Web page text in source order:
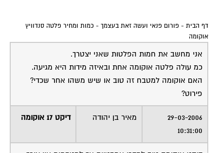
אוקומה
אני מחשב את חמות הפלטות שאני יצטרך.
כמ עולה פלטה אוקומה אחת ובאיזה מידות היא מגיעה.
האם אוקומה למטבח זה טוב או שיש משהו אחר שכדי?
פירוט?
29-03-2006
10:31:00
מאיר בן יהודה דיקט 17 אוקומה
דיקט אוקומה טוב לחדרי אמבטיות אך למטבחים אין צורך